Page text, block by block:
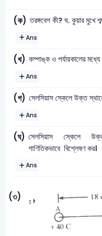
(ক) তরঙ্গবেগ কী? ঘ. কুয়ার মুখে
Ans
(খ) কম্পাঙ্ক ও পর্যায়কালের
Ans
(গ) সেলসিয়াস স্কেলে উক্ত
Ans
(ঘ) সেলসিয়াস স্কেলে
গাণিতিকভাবে বিশ্লেষণ কর।
Ans
(৩)